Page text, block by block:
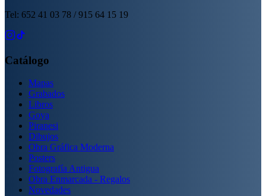
Tel: 652 41 03 78 / 915 64 15 19
Catálogo
Mapas
Grabados
Libros
Goya
Piranesi
Dibujos
Obra Gráfica Moderna
Posters
Fotografía Antigua
Obra Enmarcada - Regalos
Novedades